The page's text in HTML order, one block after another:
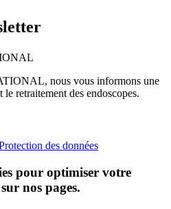
nous vous informons une
retraitement des endoscopes.
des données
pour optimiser votre
nos pages.